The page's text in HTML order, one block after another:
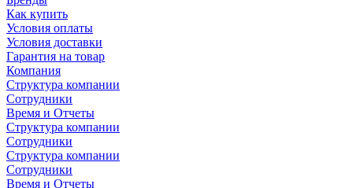
Как купить
Условия оплаты
Условия доставки
Гарантия на товар
Компания
Структура компании
Сотрудники
Время и Отчеты
Структура компании
Сотрудники
Структура компании
Сотрудники
Время и Отчеты